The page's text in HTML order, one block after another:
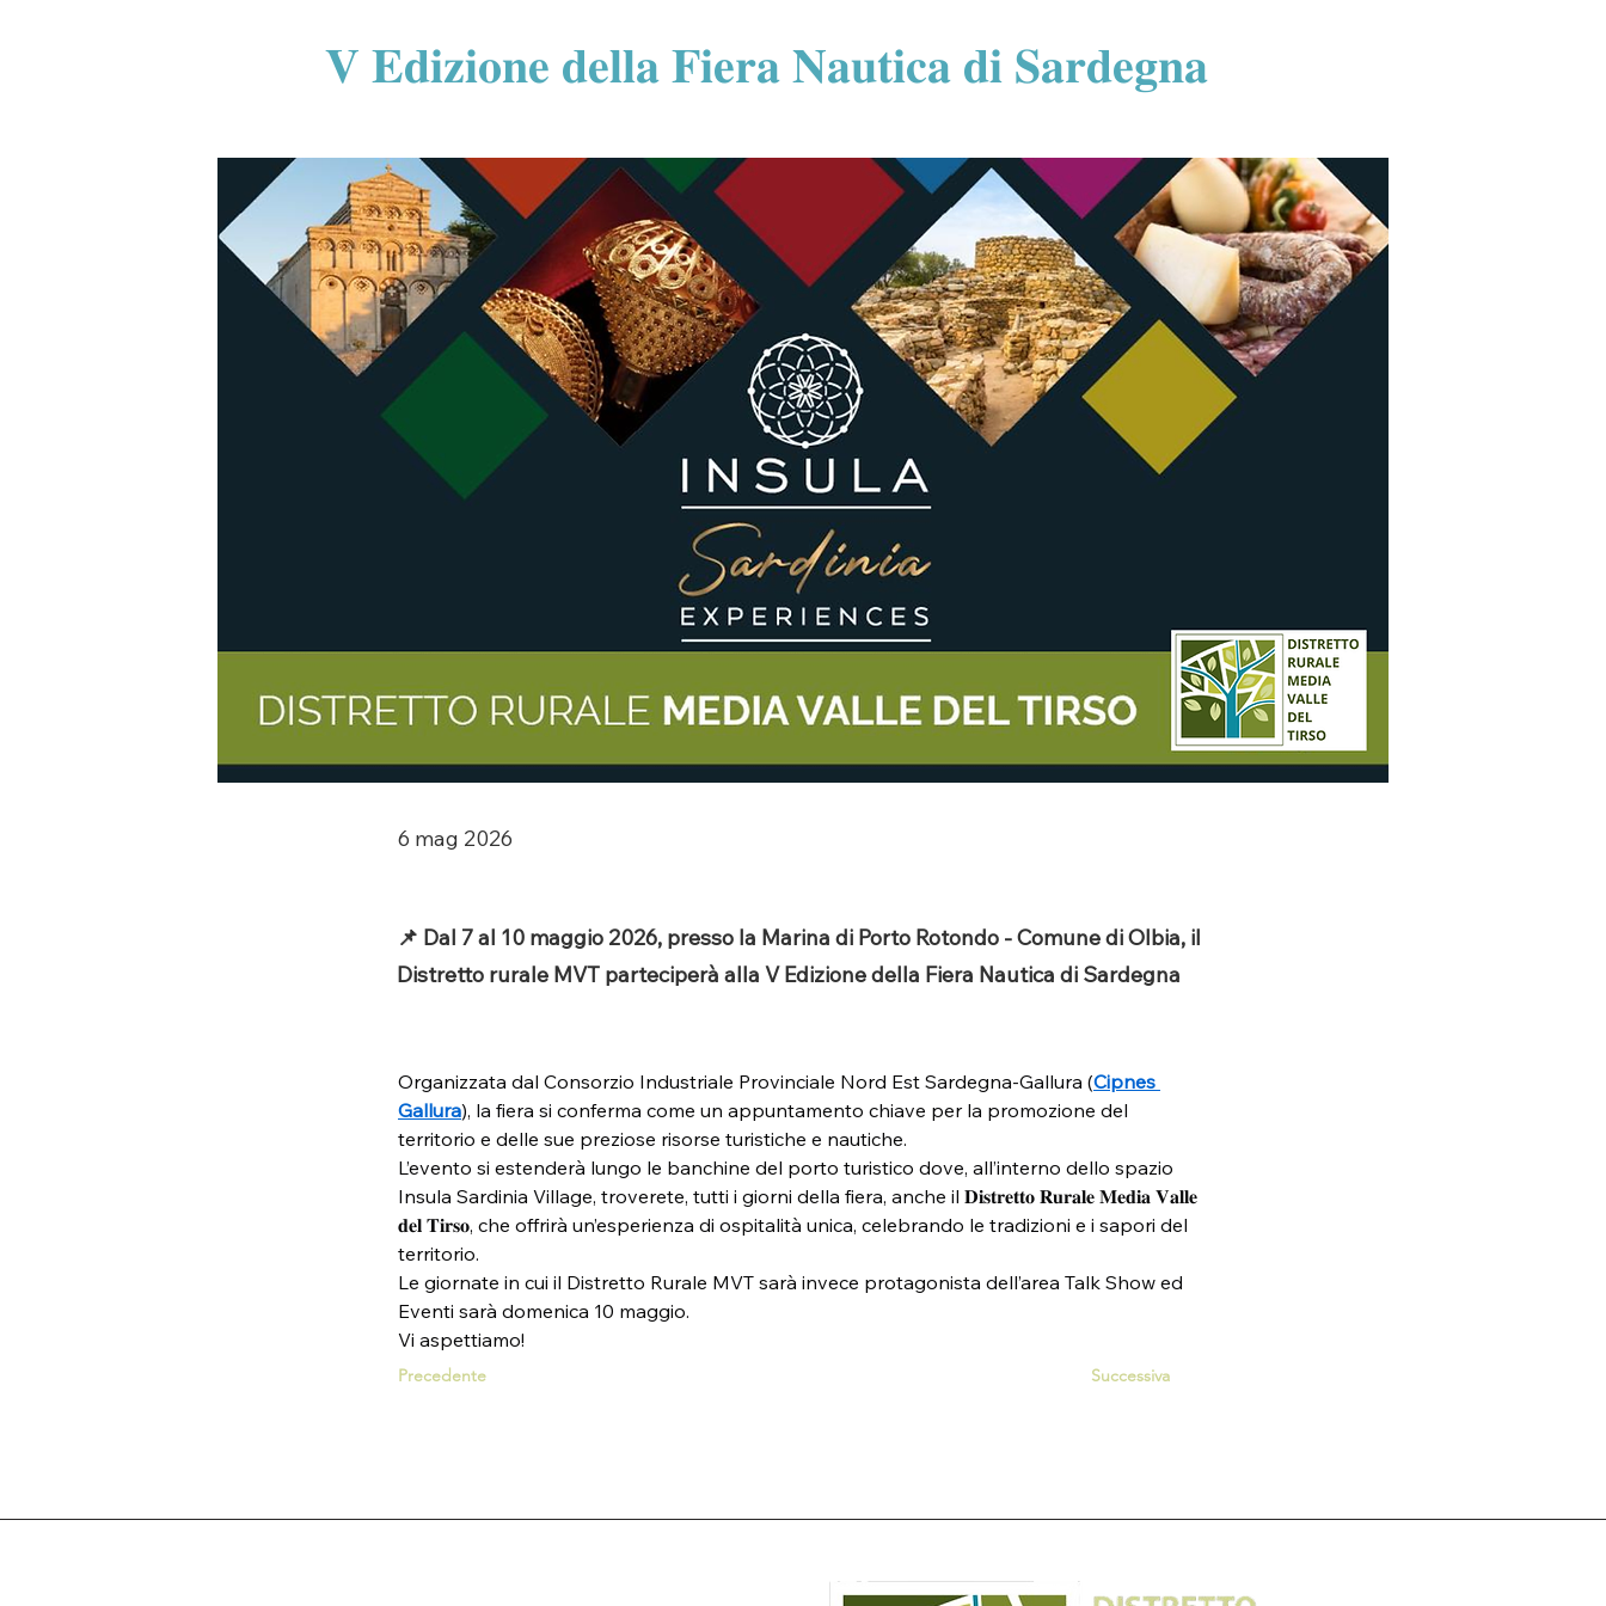
𝐕 𝐄𝐝𝐢𝐳𝐢𝐨𝐧𝐞 𝐝𝐞𝐥𝐥𝐚 𝐅𝐢𝐞𝐫𝐚 𝐍𝐚𝐮𝐭𝐢𝐜𝐚 𝐝𝐢 𝐒𝐚𝐫𝐝𝐞𝐠𝐧𝐚
6 mag 2026
📌 Dal 7 al 10 maggio 2026, presso la Marina di Porto Rotondo - Comune di Olbia, il
Distretto rurale MVT parteciperà alla V Edizione della Fiera Nautica di Sardegna
Organizzata dal Consorzio Industriale Provinciale Nord Est Sardegna-Gallura (Cipnes
Gallura), la fiera si conferma come un appuntamento chiave per la promozione del
territorio e delle sue preziose risorse turistiche e nautiche.
L’evento si estenderà lungo le banchine del porto turistico dove, all’interno dello spazio
Insula Sardinia Village, troverete, tutti i giorni della fiera, anche il 𝐃𝐢𝐬𝐭𝐫𝐞𝐭𝐭𝐨 𝐑𝐮𝐫𝐚𝐥𝐞 𝐌𝐞𝐝𝐢𝐚 𝐕𝐚𝐥𝐥𝐞
𝐝𝐞𝐥 𝐓𝐢𝐫𝐬𝐨, che offrirà un’esperienza di ospitalità unica, celebrando le tradizioni e i sapori del
territorio.
Le giornate in cui il Distretto Rurale MVT sarà invece protagonista dell’area Talk Show ed
Eventi sarà domenica 10 maggio.
Vi aspettiamo!
Precedente Successiva